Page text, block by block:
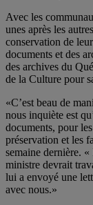
Avec les
unes après les
conservation de
documents et des
des archives du
de la Culture pour
«C’est beau de
nous inquiète est
documents, pour
préservation et les
semaine dernière.
ministre devrait
lui a envoyé une
avec nous.»